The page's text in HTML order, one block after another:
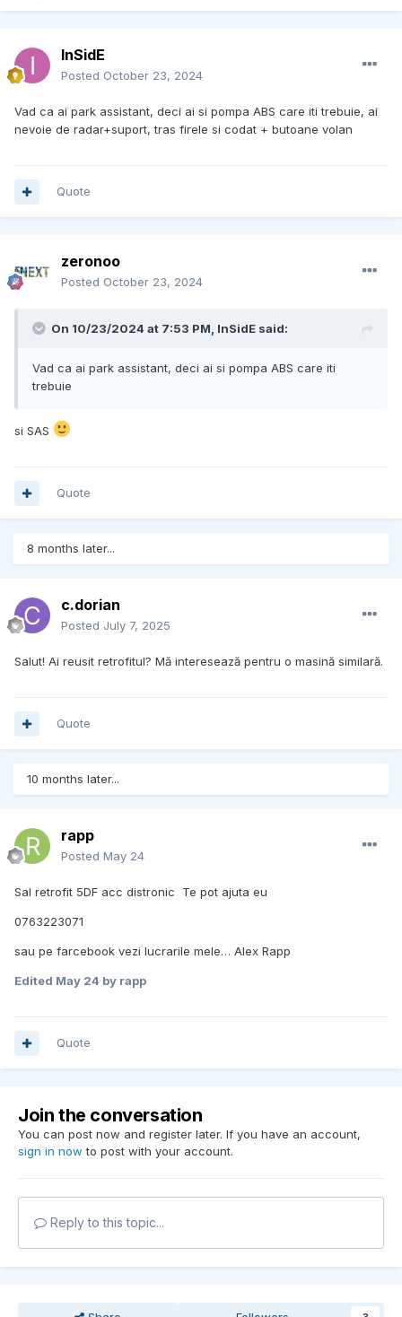
InSidE
Posted October 23, 2024
Vad ca ai park assistant, deci ai si pompa ABS care iti trebuie, ai
nevoie de radar+suport, tras firele si codat + butoane volan
Quote
zeronoo
Posted October 23, 2024
On 10/23/2024 at 7:53 PM, InSidE said:
Vad ca ai park assistant, deci ai si pompa ABS care iti
trebuie
si SAS
Quote
8 months later...
c.dorian
Posted July 7, 2025
Salut! Ai reusit retrofitul? Mă interesează pentru o masină similară.
Quote
10 months later...
rapp
Posted May 24
Sal retrofit 5DF acc distronic Te pot ajuta eu
0763223071
sau pe farcebook vezi lucrarile mele… Alex Rapp
Edited May 24 by rapp
Quote
Join the conversation
You can post now and register later. If you have an account,
sign in now to post with your account.
Reply to this topic...